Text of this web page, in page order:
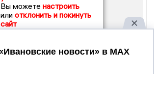
Вы можете настроить
или отклонить и покинуть
сайт
Принять